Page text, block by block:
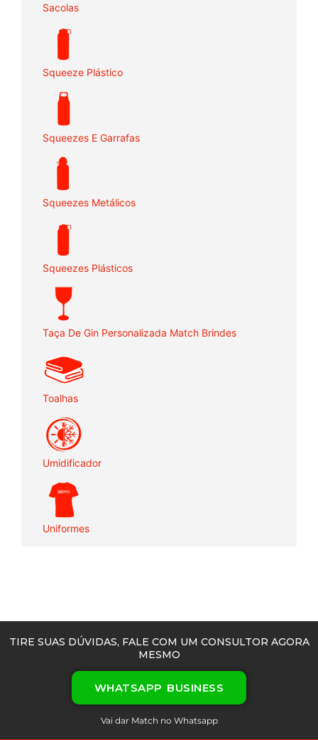
Sacolas
Squeeze Plástico
Squeezes E Garrafas
Squeezes Metálicos
Squeezes Plásticos
Taça De Gin Personalizada Match Brindes
Toalhas
Umidificador
Uniformes
TIRE SUAS DÚVIDAS, FALE COM UM CONSULTOR AGORA
MESMO
WHATSAPP BUSINESS
Vai dar Match no Whatsapp